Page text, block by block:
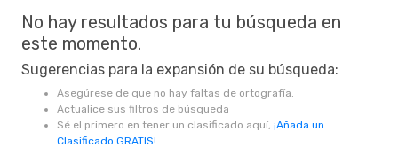
No hay resultados para tu búsqueda en
este momento.
Sugerencias para la expansión de su búsqueda:
Asegúrese de que no hay faltas de ortografía.
Actualice sus filtros de búsqueda
Sé el primero en tener un clasificado aquí, ¡Añada un
Clasificado GRATIS!